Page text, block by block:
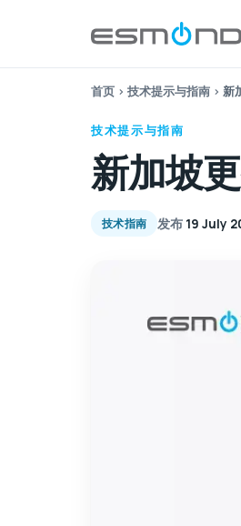
首页 › 技术提示与指南 › 新
技术提示与指南
新加坡
技术指南 发布 19 July